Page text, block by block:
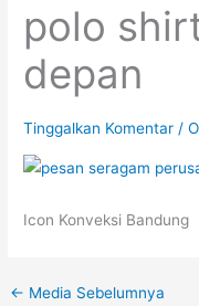
polo
depan
Tinggalkan Komentar /
Icon Konveksi Bandung
← Media Sebelumnya